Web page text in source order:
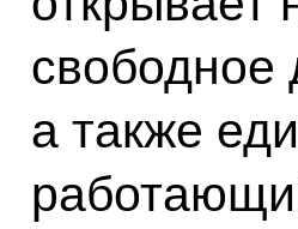
свободное
а также